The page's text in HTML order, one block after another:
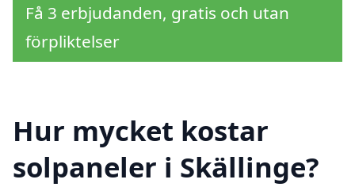
Få 3 erbjudanden, gratis och utan
förpliktelser
Hur mycket kostar
solpaneler i Skällinge?